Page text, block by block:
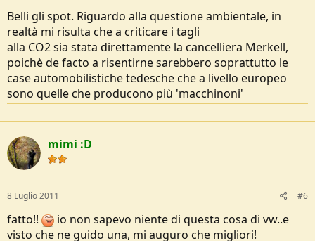
Belli gli spot. Riguardo alla questione ambientale, in
realtà mi risulta che a criticare i tagli
alla CO2 sia stata direttamente la cancelliera Merkell,
poichè de facto a risentirne sarebbero soprattutto le
case automobilistiche tedesche che a livello europeo
sono quelle che producono più 'macchinoni'
mimi :D
8 Luglio 2011 #6
fatto!!
io non sapevo niente di questa cosa di vw..e
visto che ne guido una, mi auguro che migliori!